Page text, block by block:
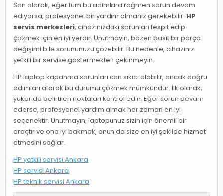
Son olarak, eğer tüm bu adımlara rağmen sorun devam
ediyorsa, profesyonel bir yardım almanız gerekebilir. HP
servis merkezleri, cihazınızdaki sorunları tespit edip
çözmek için en iyi yerdir. Unutmayın, bazen basit bir parça
değişimi bile sorununuzu çözebilir. Bu nedenle, cihazınızı
yetkili bir servise göstermekten çekinmeyin.
HP laptop kapanma sorunları can sıkıcı olabilir, ancak doğru
adımları atarak bu durumu çözmek mümkündür. İlk olarak,
yukarıda belirtilen noktaları kontrol edin. Eğer sorun devam
ederse, profesyonel yardım almak her zaman en iyi
seçenektir. Unutmayın, laptopunuz sizin için önemli bir
araçtır ve ona iyi bakmak, onun da size en iyi şekilde hizmet
etmesini sağlar.
HP yetkili servisi Ankara
HP servisi Ankara
HP teknik servisi Ankara